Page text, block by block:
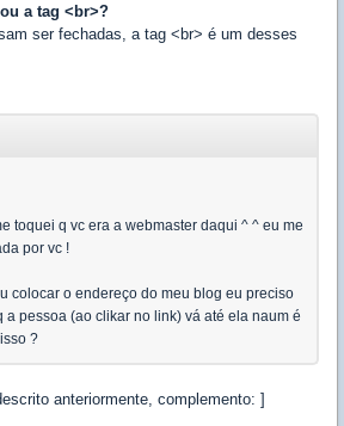
a tag <br>?
ser fechadas, a tag <br> é um desses
toquei q vc era a webmaster daqui ^ ^ eu me
por vc !
colocar o endereço do meu blog eu preciso
a pessoa (ao clikar no link) vá até ela naum é
?
anteriormente, complemento: ]